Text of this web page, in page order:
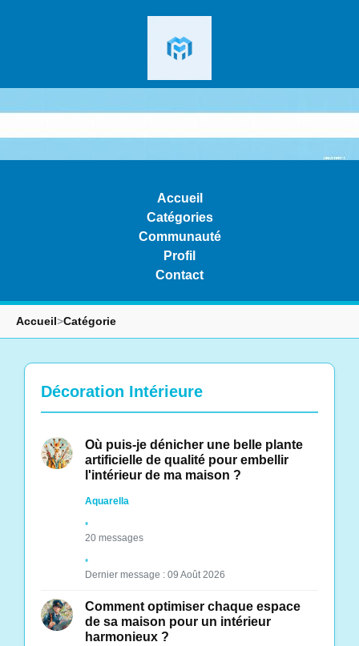
Accueil
Catégories
Communauté
Profil
Contact
Accueil>Catégorie
Décoration Intérieure
Où puis-je dénicher une belle plante
artificielle de qualité pour embellir
l'intérieur de ma maison ?
Aquarella
20 messages
Dernier message : 09 Août 2026
Comment optimiser chaque espace
de sa maison pour un intérieur
harmonieux ?